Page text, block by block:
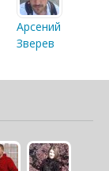
Арсений
Зверев